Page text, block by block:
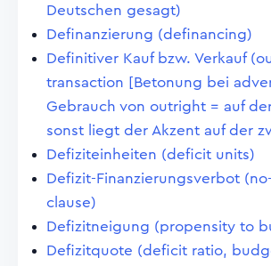
Deutschen gesagt)
Definanzierung (definancing)
Definitiver Kauf bzw. Verkauf
transaction [Betonung bei
Gebrauch von outright = auf
sonst liegt der Akzent auf der
Defiziteinheiten (deficit units)
Defizit-Finanzierungsverbot
clause)
Defizitneigung (propensity to
Defizitquote (deficit ratio,